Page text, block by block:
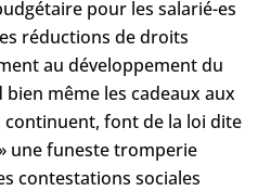
pour les salarié-es
réductions de droits
au développement du
même les cadeaux aux
font de la loi dite
une funeste tromperie
contestations sociales